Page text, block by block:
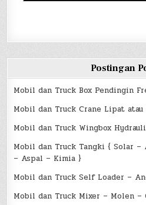
Postingan
Mobil dan Truck Box Pendingin
Mobil dan Truck Crane Lipat
Mobil dan Truck Wingbox
Mobil dan Truck Tangki { Solar
– Aspal – Kimia }
Mobil dan Truck Self Loader –
Mobil dan Truck Mixer – Molen –